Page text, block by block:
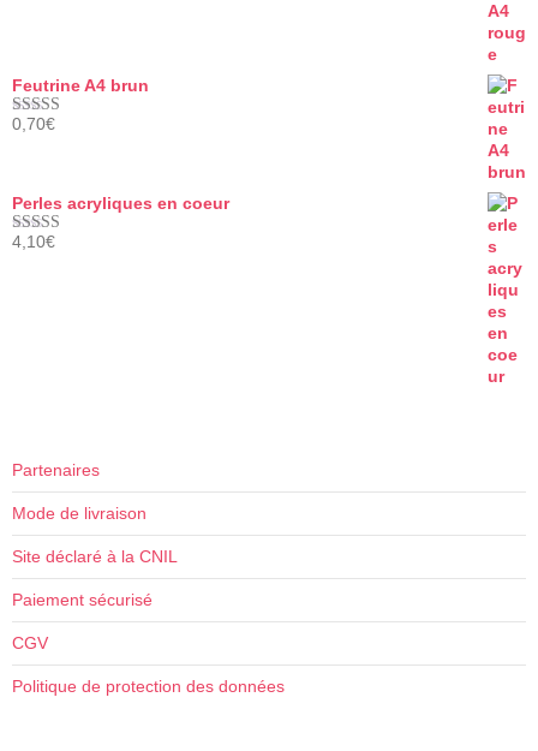
Feutrine A4 brun
Note5.00
0,70€
Perles acryliques en coeur
Note5.00
4,10€
Partenaires
Mode de livraison
Site déclaré à la CNIL
Paiement sécurisé
CGV
Politique de protection des données